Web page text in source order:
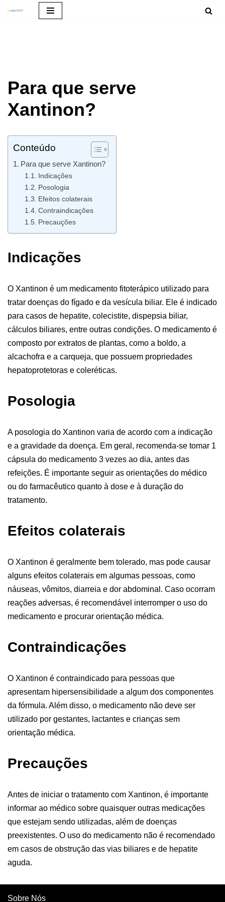
Para que serve
Xantinon?
Conteúdo
Para que serve Xantinon?
Indicações
Posologia
Efeitos colaterais
Contraindicações
Precauções
Indicações
O Xantinon é um medicamento fitoterápico utilizado para
tratar doenças do fígado e da vesícula biliar. Ele é indicado
para casos de hepatite, colecistite, dispepsia biliar,
cálculos biliares, entre outras condições. O medicamento é
composto por extratos de plantas, como a boldo, a
alcachofra e a carqueja, que possuem propriedades
hepatoprotetoras e coleréticas.
Posologia
A posologia do Xantinon varia de acordo com a indicação
e a gravidade da doença. Em geral, recomenda-se tomar 1
cápsula do medicamento 3 vezes ao dia, antes das
refeições. É importante seguir as orientações do médico
ou do farmacêutico quanto à dose e à duração do
tratamento.
Efeitos colaterais
O Xantinon é geralmente bem tolerado, mas pode causar
alguns efeitos colaterais em algumas pessoas, como
náuseas, vômitos, diarreia e dor abdominal. Caso ocorram
reações adversas, é recomendável interromper o uso do
medicamento e procurar orientação médica.
Contraindicações
O Xantinon é contraindicado para pessoas que
apresentam hipersensibilidade a algum dos componentes
da fórmula. Além disso, o medicamento não deve ser
utilizado por gestantes, lactantes e crianças sem
orientação médica.
Precauções
Antes de iniciar o tratamento com Xantinon, é importante
informar ao médico sobre quaisquer outras medicações
que estejam sendo utilizadas, além de doenças
preexistentes. O uso do medicamento não é recomendado
em casos de obstrução das vias biliares e de hepatite
aguda.
Sobre Nós